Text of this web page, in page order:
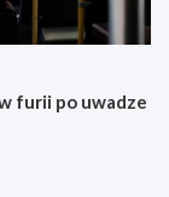
furii po uwadze